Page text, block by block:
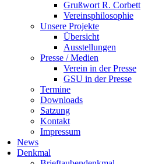
Grußwort R. Corbett
Vereinsphilosophie
Unsere Projekte
Übersicht
Ausstellungen
Presse / Medien
Verein in der Presse
GSU in der Presse
Termine
Downloads
Satzung
Kontakt
Impressum
News
Denkmal